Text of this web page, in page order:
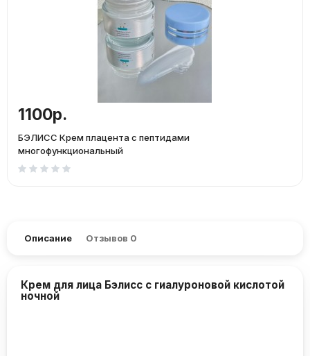
1100р.
БЭЛИСС Крем плацента с пептидами
многофункциональный
Описание Отзывов 0
Крем для лица Бэлисс с гиалуроновой кислотой
ночной